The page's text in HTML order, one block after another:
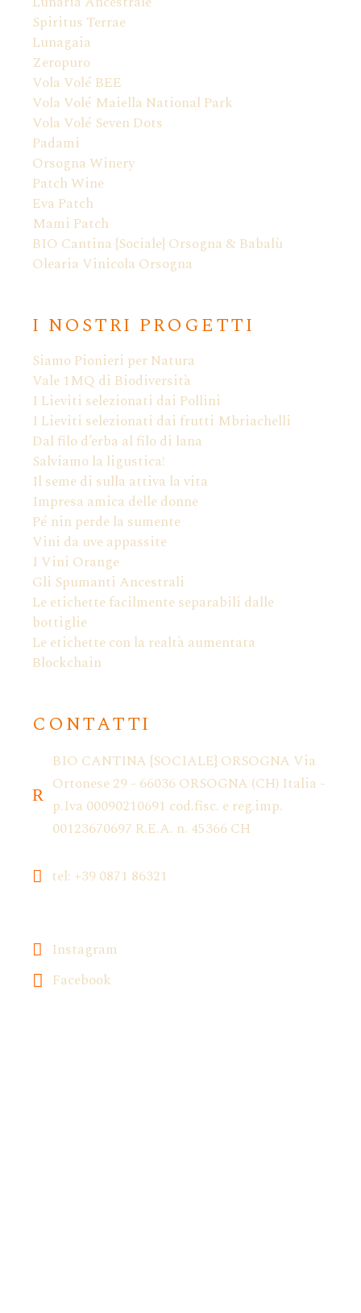
Spiritus Terrae
Lunagaia
Zeropuro
Vola Volé BEE
Vola Volé Maiella National Park
Vola Volé Seven Dots
Padami
Orsogna Winery
Patch Wine
Eva Patch
Mami Patch
BIO Cantina {Sociale} Orsogna & Babalù
Olearia Vinicola Orsogna
I NOSTRI PROGETTI
Siamo Pionieri per Natura
Vale 1MQ di Biodiversità
I Lieviti selezionati dai Pollini
I Lieviti selezionati dai frutti Mbriachelli
Dal filo d’erba al filo di lana
Salviamo la ligustica!
Il seme di sulla attiva la vita
Impresa amica delle donne
Pé nin perde la sumente
Vini da uve appassite
I Vini Orange
Gli Spumanti Ancestrali
Le etichette facilmente separabili dalle
bottiglie
Le etichette con la realtà aumentata
Blockchain
CONTATTI
BIO CANTINA {SOCIALE} ORSOGNA Via
Ortonese 29 - 66036 ORSOGNA (CH) Italia -
p.Iva 00090210691 cod.fisc. e reg.imp.
00123670697 R.E.A. n. 45366 CH
tel: +39 0871 86321
Instagram
Facebook